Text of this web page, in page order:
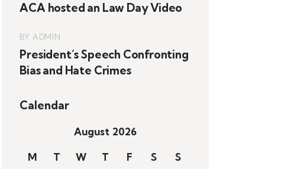
ACA hosted an Law Day Video
BY ADMIN
President’s Speech Confronting
Bias and Hate Crimes
Calendar
August 2026
M T W T F S S